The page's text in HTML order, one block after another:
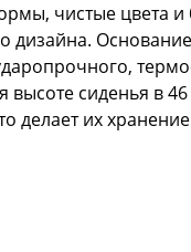
чистые цвета
высоте сиденья в
делает их